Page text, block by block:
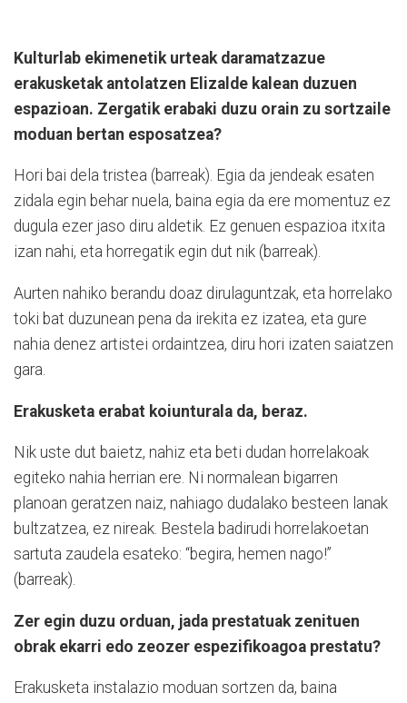
Kulturlab ekimenetik urteak daramatzazue
erakusketak antolatzen Elizalde kalean duzuen
espazioan. Zergatik erabaki duzu orain zu sortzaile
moduan bertan esposatzea?
Hori bai dela tristea (barreak). Egia da jendeak esaten
zidala egin behar nuela, baina egia da ere momentuz ez
dugula ezer jaso diru aldetik. Ez genuen espazioa itxita
izan nahi, eta horregatik egin dut nik (barreak).
Aurten nahiko berandu doaz dirulaguntzak, eta horrelako
toki bat duzunean pena da irekita ez izatea, eta gure
nahia denez artistei ordaintzea, diru hori izaten saiatzen
gara.
Erakusketa erabat koiunturala da, beraz.
Nik uste dut baietz, nahiz eta beti dudan horrelakoak
egiteko nahia herrian ere. Ni normalean bigarren
planoan geratzen naiz, nahiago dudalako besteen lanak
bultzatzea, ez nireak. Bestela badirudi horrelakoetan
sartuta zaudela esateko: “begira, hemen nago!”
(barreak).
Zer egin duzu orduan, jada prestatuak zenituen
obrak ekarri edo zeozer espezifikoagoa prestatu?
Erakusketa instalazio moduan sortzen da, baina